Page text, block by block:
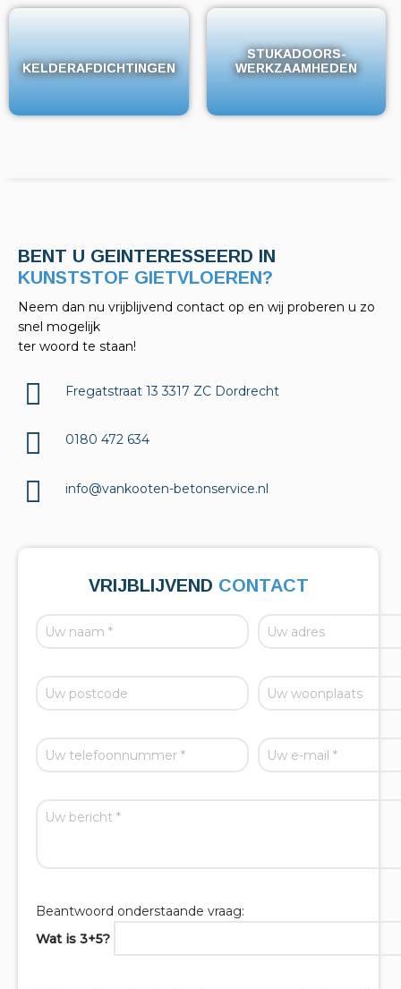
KELDERAFDICHTINGEN
KELDERAFDICHTINGEN
STUKADOORS-
WERKZAAMHEDEN
STUKADOORS-
WERKZAAMHEDEN
BENT U GEINTERESSEERD IN
KELDERAFDICHTINGEN?
Neem dan nu vrijblijvend contact op en wij proberen u zo
snel mogelijk
ter woord te staan!
Fregatstraat 13 3317 ZC Dordrecht
0180 472 634
info@vankooten-betonservice.nl
VRIJBLIJVEND CONTACT
Beantwoord onderstaande vraag:
Wat is 3+5?